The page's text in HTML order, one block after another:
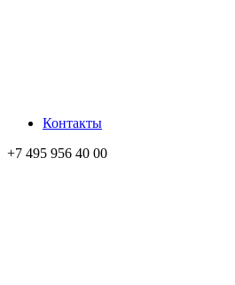
Контакты
+7 495 956 40 00